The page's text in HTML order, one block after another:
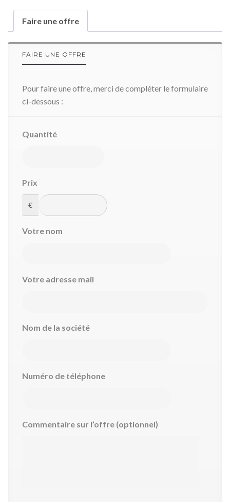
Faire une offre
FAIRE UNE OFFRE
Pour faire une offre, merci de compléter le formulaire
ci-dessous :
Quantité
Prix
€
Votre nom
Votre adresse mail
Nom de la société
Numéro de téléphone
Commentaire sur l’offre (optionnel)